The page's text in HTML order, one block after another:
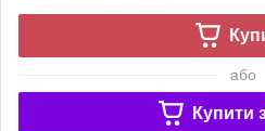
або
Купити